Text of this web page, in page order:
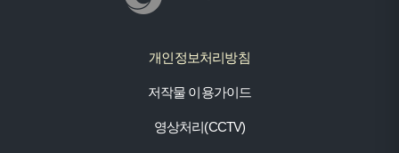
개인정보처리방침
저작물 이용가이드
영상처리(CCTV)